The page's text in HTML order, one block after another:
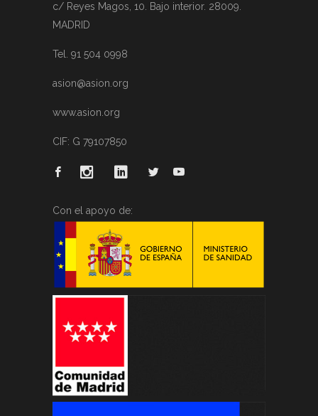
c/ Reyes Magos, 10. Bajo interior. 28009.
MADRID
Tel. 91 504 0998
asion@asion.org
www.asion.org
CIF: G 79107850
Con el apoyo de: